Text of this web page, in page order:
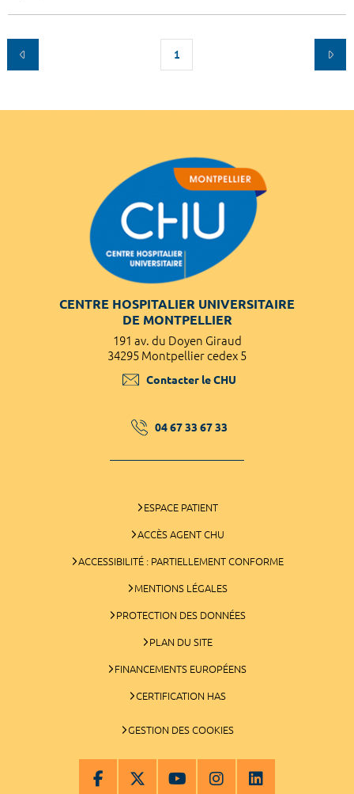
1
CENTRE HOSPITALIER UNIVERSITAIRE
DE MONTPELLIER
191 av. du Doyen Giraud
34295 Montpellier cedex 5
Contacter le CHU
04 67 33 67 33
ESPACE PATIENT
ACCÈS AGENT CHU
ACCESSIBILITÉ : PARTIELLEMENT CONFORME
MENTIONS LÉGALES
PROTECTION DES DONNÉES
PLAN DU SITE
FINANCEMENTS EUROPÉENS
CERTIFICATION HAS
GESTION DES COOKIES